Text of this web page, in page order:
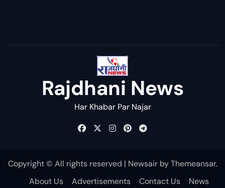
Rajdhani News
Har Khabar Par Najar
Copyright © All rights reserved | NewsairbyThemeansar.
About Us
Advertisements Contact Us News